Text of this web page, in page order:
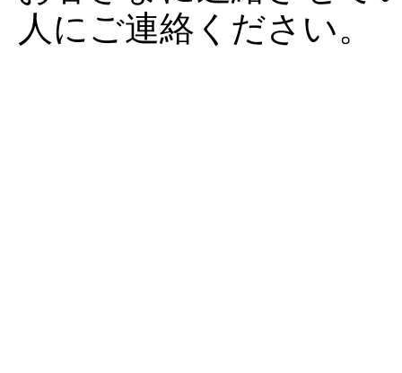
人にご連絡ください。